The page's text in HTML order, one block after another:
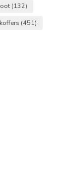
(132)
(451)